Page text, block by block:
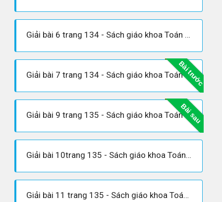
Giải bài 6 trang 134 - Sách giáo khoa Toán 9 tập 2
Bài trước
Giải bài 7 trang 134 - Sách giáo khoa Toán 9 tập 2
Bài sau
Giải bài 9 trang 135 - Sách giáo khoa Toán 9 tập 2
Giải bài 10trang 135 - Sách giáo khoa Toán 9 tập 2
Giải bài 11 trang 135 - Sách giáo khoa Toán 9 tập 2